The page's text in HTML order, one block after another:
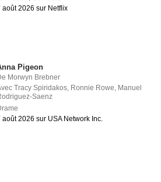
août 2026 sur Netflix
Pigeon
Morwyn Brebner
Tracy Spiridakos, Ronnie Rowe, Manuel
Saenz
août 2026 sur USA Network Inc.